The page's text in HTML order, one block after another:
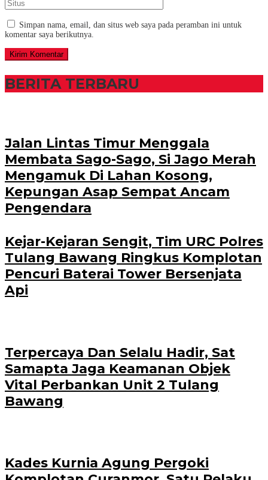
Simpan nama, email, dan situs web saya pada peramban ini untuk
komentar saya berikutnya.
BERITA TERBARU
Jalan Lintas Timur Menggala
Membata Sago-Sago, Si Jago Merah
Mengamuk Di Lahan Kosong,
Kepungan Asap Sempat Ancam
Pengendara
Kejar-Kejaran Sengit, Tim URC Polres
Tulang Bawang Ringkus Komplotan
Pencuri Baterai Tower Bersenjata
Api
Terpercaya Dan Selalu Hadir, Sat
Samapta Jaga Keamanan Objek
Vital Perbankan Unit 2 Tulang
Bawang
Kades Kurnia Agung Pergoki